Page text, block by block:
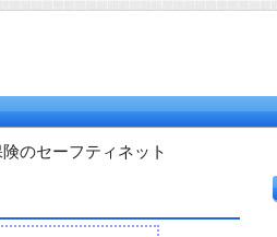
のセーフティネット